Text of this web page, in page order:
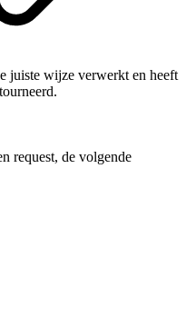
juiste wijze verwerkt en heeft
request, de volgende